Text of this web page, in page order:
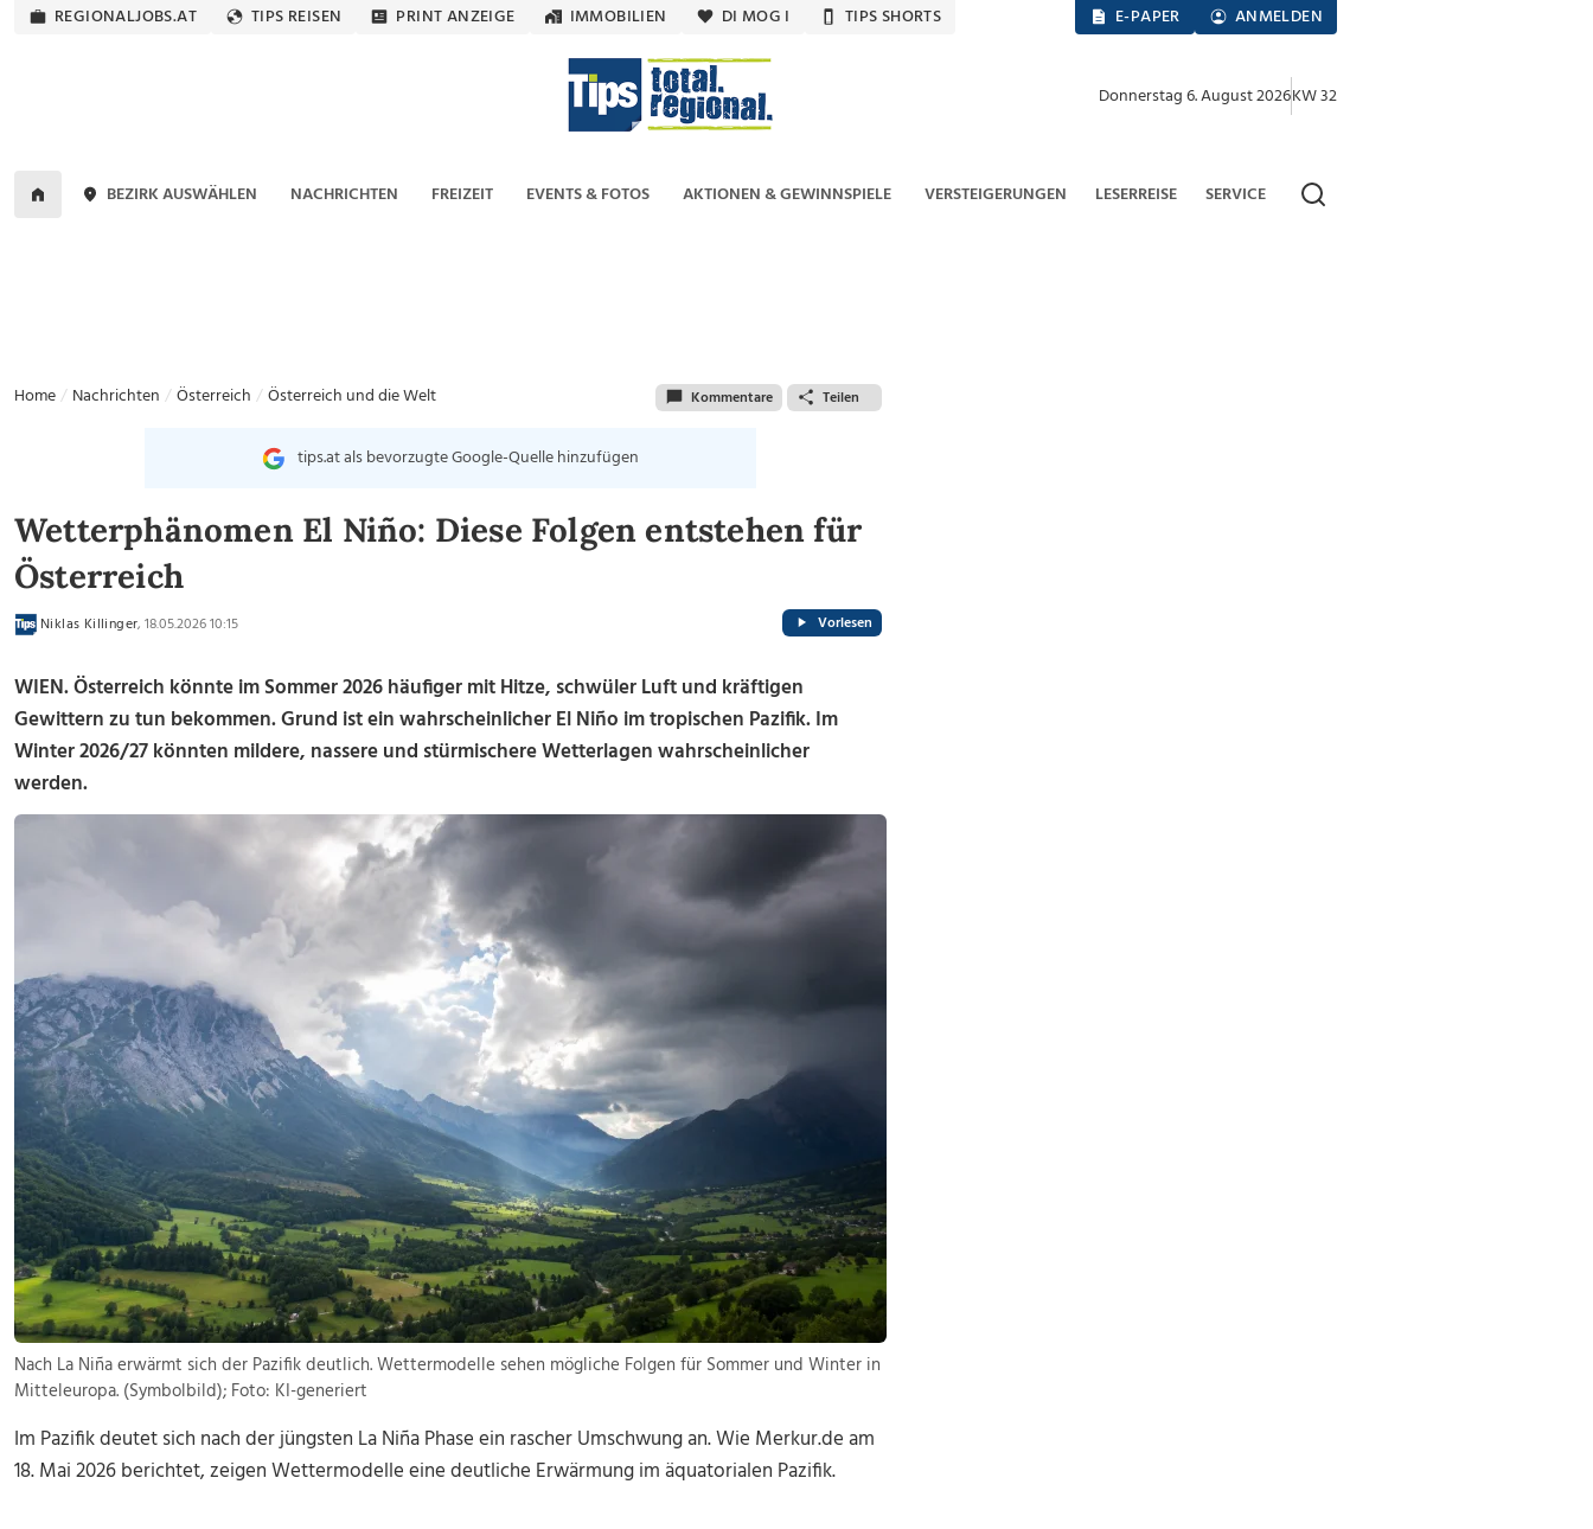
REGIONALJOBS.AT TIPS REISEN PRINT ANZEIGE IMMOBILIEN DI MOG I TIPS SHORTS E-PAPER ANMELDEN
Donnerstag 6. August 2026KW 32
BEZIRK AUSWÄHLEN NACHRICHTEN FREIZEIT EVENTS & FOTOS AKTIONEN & GEWINNSPIELE VERSTEIGERUNGEN LESERREISE SERVICE
Home Nachrichten Österreich Österreich und die Welt Kommentare Teilen
tips.at als bevorzugte Google-Quelle hinzufügen
Wetterphänomen El Niño: Diese Folgen entstehen für
Österreich
Niklas Killinger, 18.05.2026 10:15 Vorlesen
WIEN. Österreich könnte im Sommer 2026 häufiger mit Hitze, schwüler Luft und kräftigen
Gewittern zu tun bekommen. Grund ist ein wahrscheinlicher El Niño im tropischen Pazifik. Im
Winter 2026/27 könnten mildere, nassere und stürmischere Wetterlagen wahrscheinlicher
werden.
Nach La Niña erwärmt sich der Pazifik deutlich. Wettermodelle sehen mögliche Folgen für Sommer und Winter in
Mitteleuropa. (Symbolbild); Foto: KI-generiert
Im Pazifik deutet sich nach der jüngsten La Niña Phase ein rascher Umschwung an. Wie Merkur.de am
18. Mai 2026 berichtet, zeigen Wettermodelle eine deutliche Erwärmung im äquatorialen Pazifik.